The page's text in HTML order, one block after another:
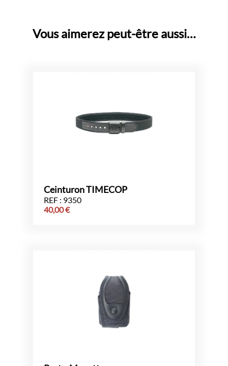
Vous aimerez peut-être aussi…
Ceinturon TIMECOP
REF : 9350
40,00€